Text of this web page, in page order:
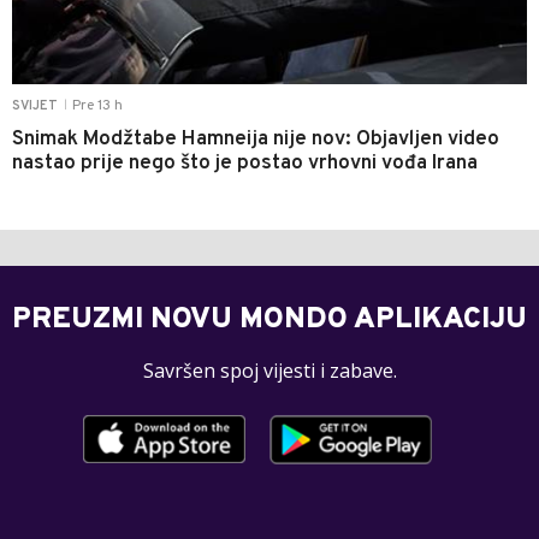
SVIJET Pre 13 h
Snimak Modžtabe Hamneija nije nov: Objavljen video
nastao prije nego što je postao vrhovni vođa Irana
PREUZMI NOVU MONDO APLIKACIJU
Savršen spoj vijesti i zabave.